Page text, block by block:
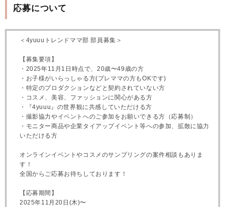
応募について
＜4yuuuトレンドママ部 部員募集＞
【募集要項】
・2025年11月1日時点で、20歳〜49歳の方
・お子様がいらっしゃる方(プレママの方もOKです)
・特定のプロダクションなどと契約されていない方
・コスメ、美容、ファッションに関心がある方
・『4yuuu』の世界観に共感していただける方
・撮影協力やイベントへのご参加をお願いできる方（応募制）
・モニター商品や企業タイアップイベント等への参加、拡散に協力
いただける方
オンラインイベントやコスメのサンプリングの案件相談もありま
す！
全国からご応募お待ちしております！
【応募期間】
2025年11月20日(木)〜